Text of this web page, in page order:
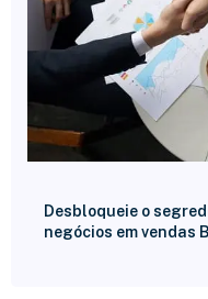
Desbloqueie o
negócios em vendas